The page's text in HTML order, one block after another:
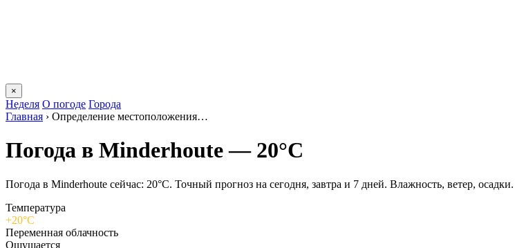
×
Неделя О погоде Города
Главная › Определение местоположения…
Погода в Minderhoutе — 20°C
Погода в Minderhoutе сейчас: 20°C. Точный прогноз на сегодня, завтра и 7 дней. Влажность, ветер, осадки.
Температура
+20°C
Переменная облачность
Ощущается